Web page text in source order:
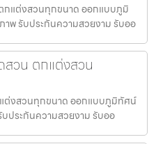
กแต่งสวนทุกขนาด ออกแบบภูมิ
พ รับประกันความสวยงาม รับออ
วน ตกแต่งสวน
ต่งสวนทุกขนาด ออกแบบภูมิทัศน์
ประกันความสวยงาม รับออ